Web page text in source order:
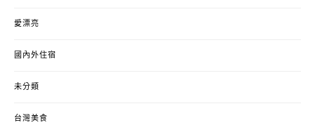
愛漂亮
國內外住宿
未分類
台灣美食